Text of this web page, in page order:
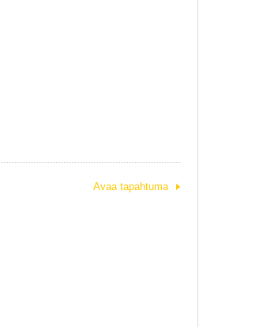
Avaa tapahtuma